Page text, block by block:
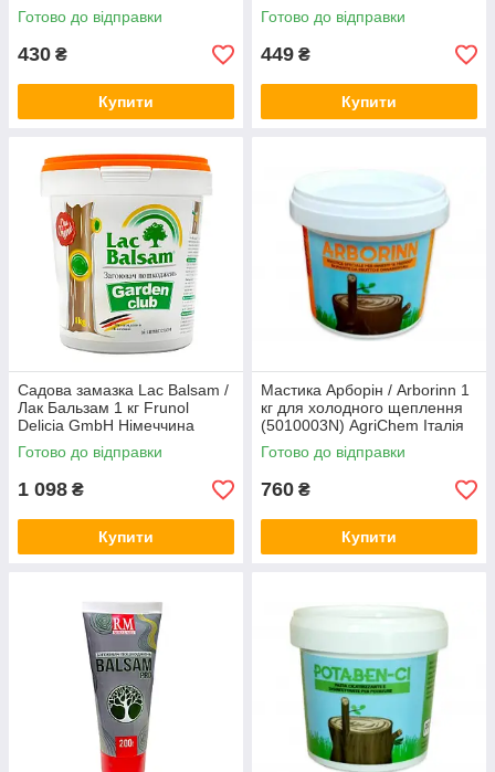
Готово до відправки
430 ₴
Купити
Готово до відправки
449 ₴
Купити
Садова замазка Lac Balsam /
Лак Бальзам 1 кг Frunol
Delicia GmbH Німеччина
Готово до відправки
1 098 ₴
Купити
Мастика Арборін / Arborinn 1
кг для холодного щеплення
(5010003N) AgriChem Італія
Готово до відправки
760 ₴
Купити